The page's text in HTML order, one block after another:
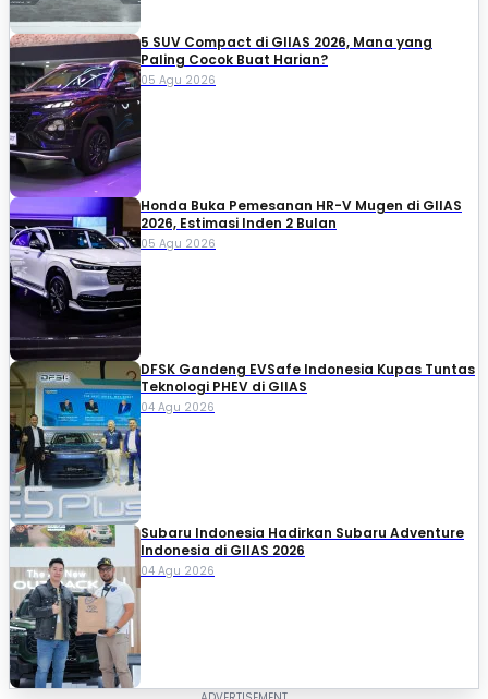
5 SUV Compact di GIIAS 2026, Mana yang
Paling Cocok Buat Harian?
05 Agu 2026
Honda Buka Pemesanan HR-V Mugen di GIIAS
2026, Estimasi Inden 2 Bulan
05 Agu 2026
DFSK Gandeng EVSafe Indonesia Kupas Tuntas
Teknologi PHEV di GIIAS
04 Agu 2026
Subaru Indonesia Hadirkan Subaru Adventure
Indonesia di GIIAS 2026
04 Agu 2026